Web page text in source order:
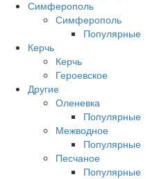
Симферополь
Симферополь
Популярные
Керчь
Керчь
Героевское
Другие
Оленевка
Популярные
Межводное
Популярные
Песчаное
Популярные